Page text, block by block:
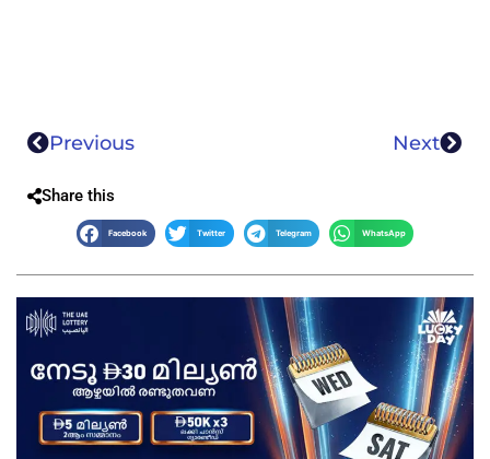
Previous Next
Share this
Facebook Twitter Telegram WhatsApp